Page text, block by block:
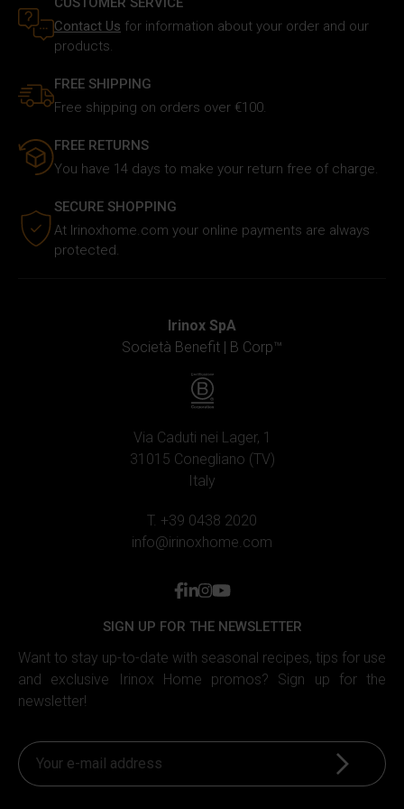
nostro traffico. Inoltre forniamo informazioni sul modo in
cui utilizzi il nostro sito ai nostri partner che si occupano
potrebbero combinarle con altre informazioni che hai
fornito loro o che hanno raccolto in base al tuo utilizzo dei
Contact Us for information about your order and our
products.
FREE SHIPPING
Free shipping on orders over €100.
FREE RETURNS
You have 14 days to make your return free of charge.
SECURE SHOPPING
At Irinoxhome.com your online payments are always
protected.
Irinox SpA
Società Benefit | B Corp™
Via Caduti nei Lager, 1
31015 Conegliano (TV)
Italy
T. +39 0438 2020
info@irinoxhome.com
facebook
linkedin
instagram
youtube
SIGN UP FOR THE NEWSLETTER
Want to stay up-to-date with seasonal recipes, tips for use
and exclusive Irinox Home promos? Sign up for the
newsletter!
Sign up